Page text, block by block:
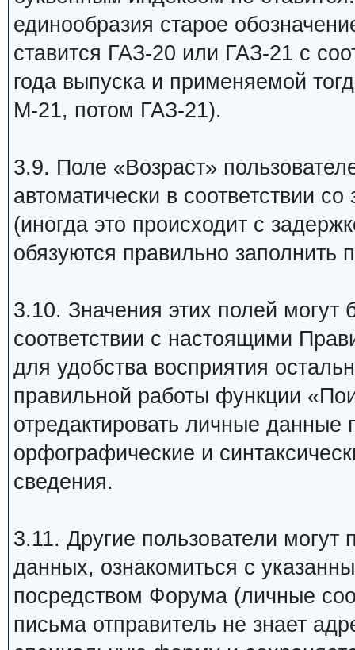
единообразия старое
ставится ГАЗ-20 или ГАЗ-21 с
года выпуска и применяемой
М-21, потом ГАЗ-21).
3.9. Поле «Возраст»
автоматически в соответствии
(иногда это происходит с
обязуются правильно заполнить
3.10. Значения этих полей
соответствии с настоящими
для удобства восприятия
правильной работы функции
отредактировать личные
орфографические и
сведения.
3.11. Другие пользователи
данных, ознакомиться с
посредством Форума (личные
письма отправитель не знает